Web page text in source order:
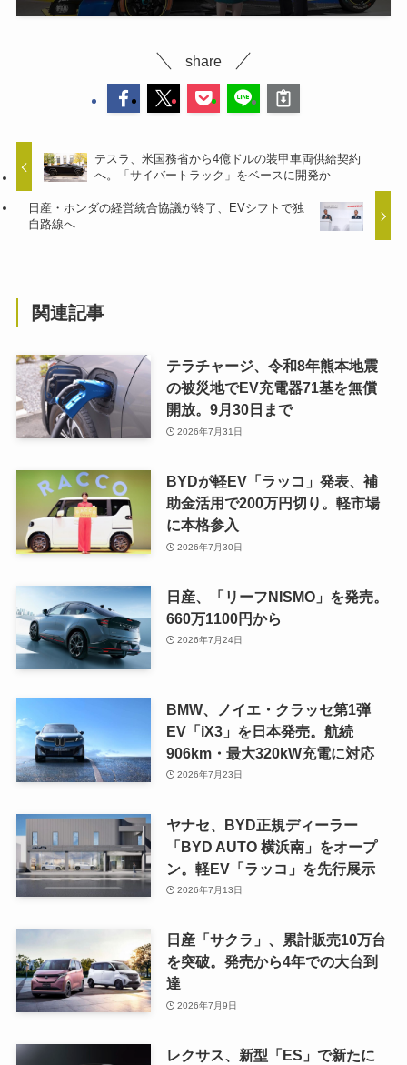
share
テスラ、米国務省から4億ドルの装甲車両供給契約
へ。「サイバートラック」をベースに開発か
日産・ホンダの経営統合協議が終了、EVシフトで独
自路線へ
関連記事
テラチャージ、令和8年熊本地震
の被災地でEV充電器71基を無償
開放。9月30日まで
2026年7月31日
BYDが軽EV「ラッコ」発表、補
助金活用で200万円切り。軽市場
に本格参入
2026年7月30日
日産、「リーフNISMO」を発売。
660万1100円から
2026年7月24日
BMW、ノイエ・クラッセ第1弾
EV「iX3」を日本発売。航続
906km・最大320kW充電に対応
2026年7月23日
ヤナセ、BYD正規ディーラー
「BYD AUTO 横浜南」をオープ
ン。軽EV「ラッコ」を先行展示
2026年7月13日
日産「サクラ」、累計販売10万台
を突破。発売から4年での大台到
達
2026年7月9日
レクサス、新型「ES」で新たに